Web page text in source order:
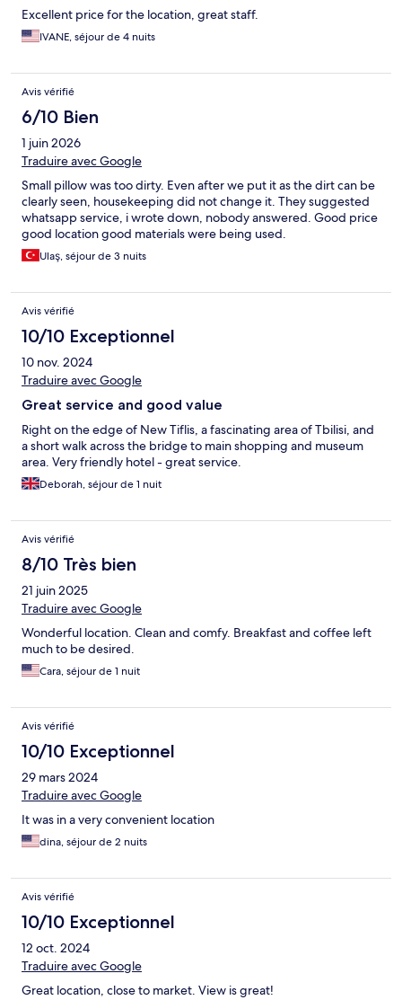
Excellent price for the location, great staff.
IVANE, séjour de 4 nuits
Avis vérifié
6/10 Bien
1 juin 2026
Traduire avec Google
Small pillow was too dirty. Even after we put it as the dirt can be
clearly seen, housekeeping did not change it. They suggested
whatsapp service, i wrote down, nobody answered. Good price
good location good materials were being used.
Ulaş, séjour de 3 nuits
Avis vérifié
10/10 Exceptionnel
10 nov. 2024
Traduire avec Google
Great service and good value
Right on the edge of New Tiflis, a fascinating area of Tbilisi, and
a short walk across the bridge to main shopping and museum
area. Very friendly hotel - great service.
Deborah, séjour de 1 nuit
Avis vérifié
8/10 Très bien
21 juin 2025
Traduire avec Google
Wonderful location. Clean and comfy. Breakfast and coffee left
much to be desired.
Cara, séjour de 1 nuit
Avis vérifié
10/10 Exceptionnel
29 mars 2024
Traduire avec Google
It was in a very convenient location
dina, séjour de 2 nuits
Avis vérifié
10/10 Exceptionnel
12 oct. 2024
Traduire avec Google
Great location, close to market. View is great!